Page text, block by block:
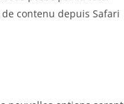
contenu depuis Safari